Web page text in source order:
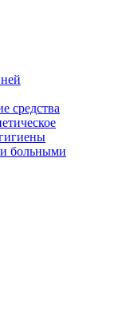
средства
больными